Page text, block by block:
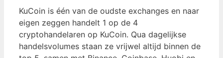
KuCoin is één van de oudste exchanges en naar
eigen zeggen handelt 1 op de 4
cryptohandelaren op KuCoin. Qua dagelijkse
handelsvolumes staan ze vrijwel altijd binnen de